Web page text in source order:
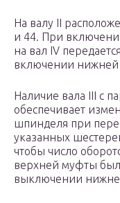
На валу II
и 44. При
на вал IV
включении
Наличие вала III с
обеспечивает
шпинделя при
указанных
чтобы число
верхней муфты
выключении